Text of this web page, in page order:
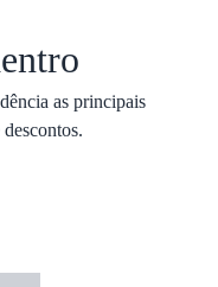
as principais